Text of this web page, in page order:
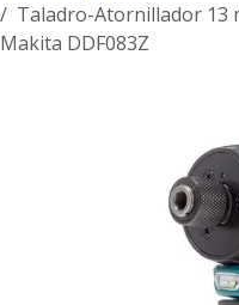
Taladro-Atornillador 13
Makita DDF083Z